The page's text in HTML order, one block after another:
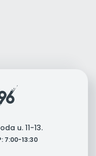
u. 11-13.
7:00-13:30